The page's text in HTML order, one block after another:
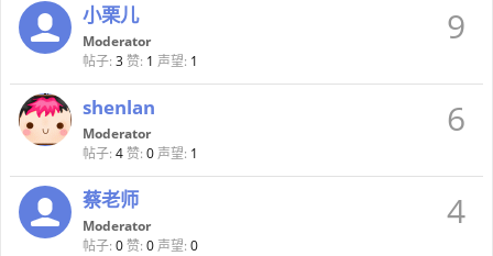
9
小栗儿
Moderator
帖子: 3赞: 1 声望: 1
6
shenlan
Moderator
帖子: 4赞: 0 声望: 1
4
蔡老师
Moderator
帖子: 0赞: 0 声望: 0